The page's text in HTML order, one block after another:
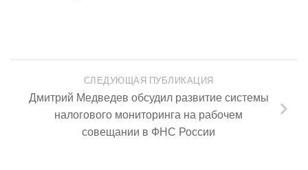
СЛЕДУЮЩАЯ ПУБЛИКАЦИЯ
Дмитрий Медведев обсудил развитие системы
налогового мониторинга на рабочем
совещании в ФНС России